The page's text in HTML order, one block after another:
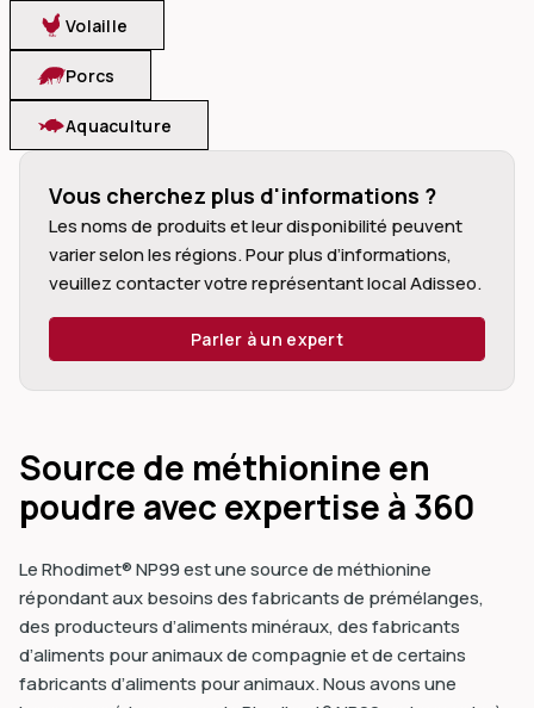
Volaille
Porcs
Aquaculture
Vous cherchez plus d'informations ?
Les noms de produits et leur disponibilité peuvent
varier selon les régions. Pour plus d’informations,
veuillez contacter votre représentant local Adisseo.
Parler à un expert
Source de méthionine en
poudre avec expertise à 360
Le Rhodimet® NP99 est une source de méthionine
répondant aux besoins des fabricants de prémélanges,
des producteurs d’aliments minéraux, des fabricants
d’aliments pour animaux de compagnie et de certains
fabricants d’aliments pour animaux. Nous avons une